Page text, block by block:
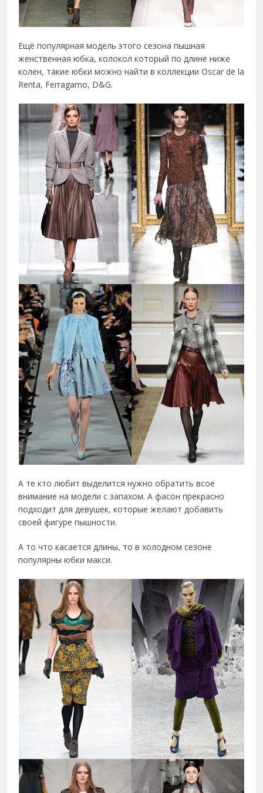
Ещё популярная модель этого сезона пышная
женственная юбка, колокол который по длине ниже
колен, такие юбки можно найти в коллекции Oscar de la
Renta, Ferragamo, D&G.
А те кто любит выделится нужно обратить всое
внимание на модели с запахом. А фасон прекрасно
подходит для девушек, которые желают добавить
своей фигуре пышности.
А то что касается длины, то в холодном сезоне
популярны юбки макси.